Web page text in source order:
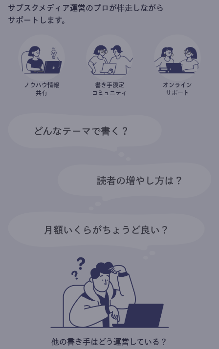
サブスクメディア運営のプロが伴走しながら
サポートします。
ノウハウ情報
共有
書き手限定
コミュニティ
オンライン
サポート
他の書き手はどう運営している？